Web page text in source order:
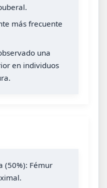
más frecuente
una
en individuos
(50%): Fémur